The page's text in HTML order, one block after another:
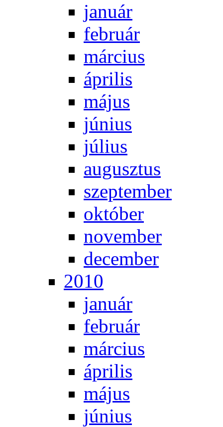
ja­nu­ár
feb­ru­ár
már­ci­us
áp­ri­lis
má­jus
jú­ni­us
jú­li­us
au­gusz­tus
szep­tem­ber
ok­tó­ber
no­vem­ber
de­cem­ber
2010
ja­nu­ár
feb­ru­ár
már­ci­us
áp­ri­lis
má­jus
jú­ni­us